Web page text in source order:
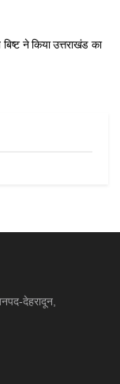
ने किया उत्तराखंड का
देहरादून,